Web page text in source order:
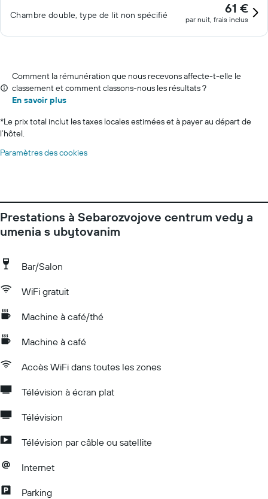
Chambre double, type de lit non spécifié 61 €
par nuit, frais inclus
Comment la rémunération que nous recevons affecte-t-elle le
classement et comment classons-nous les résultats ?
En savoir plus
*Le prix total inclut les taxes locales estimées et à payer au départ de
l’hôtel.
Paramètres des cookies
Prestations à Sebarozvojove centrum vedy a
umenia s ubytovanim
Bar/Salon
WiFi gratuit
Machine à café/thé
Machine à café
Accès WiFi dans toutes les zones
Télévision à écran plat
Télévision
Télévision par câble ou satellite
Internet
Parking